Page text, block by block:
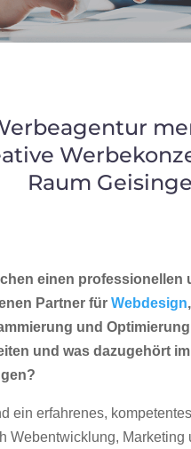
Raum
einen professionellen
Partner für Webdesign,
und
und was dazugehört
ein erfahrenes,
Webentwicklung, Marketing